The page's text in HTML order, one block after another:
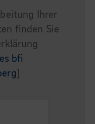
Ihrer
finden Sie
bfi